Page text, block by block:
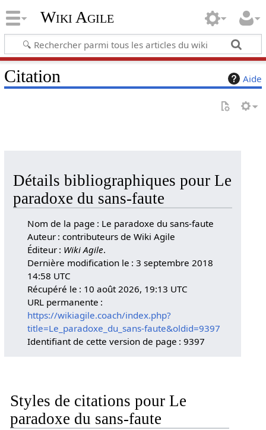
Wiki Agile
Aide
Citation
Détails bibliographiques pour Le
paradoxe du sans-faute
Nom de la page : Le paradoxe du sans-faute
Auteur : contributeurs de Wiki Agile
Éditeur : Wiki Agile.
Dernière modification le : 3 septembre 2018
14:58 UTC
Récupéré le : 10 août 2026, 19:13 UTC
URL permanente :
https://wikiagile.coach/index.php?
title=Le_paradoxe_du_sans-faute&oldid=9397
Identifiant de cette version de page : 9397
Styles de citations pour Le
paradoxe du sans-faute